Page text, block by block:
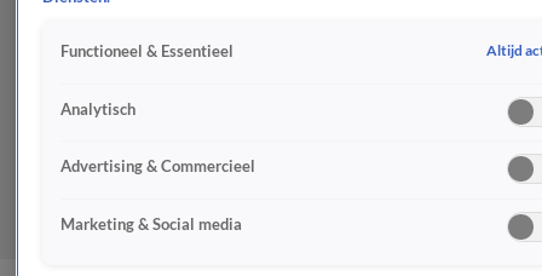
Functioneel & Essentieel Altijd
Analytisch
Advertising & Commercieel
Marketing & Social media